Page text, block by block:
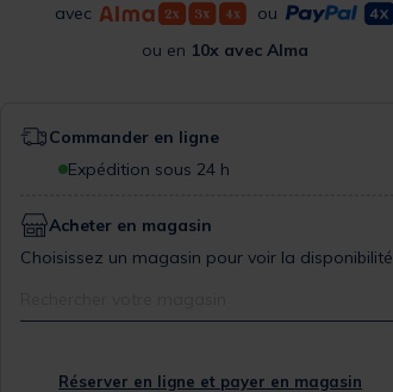
avec
ou
ou en 10x avec Alma
Commander en ligne
Expédition sous 24 h
Acheter en magasin
Choisissez un magasin pour voir la disponibilité
Réserver en ligne et payer en magasin